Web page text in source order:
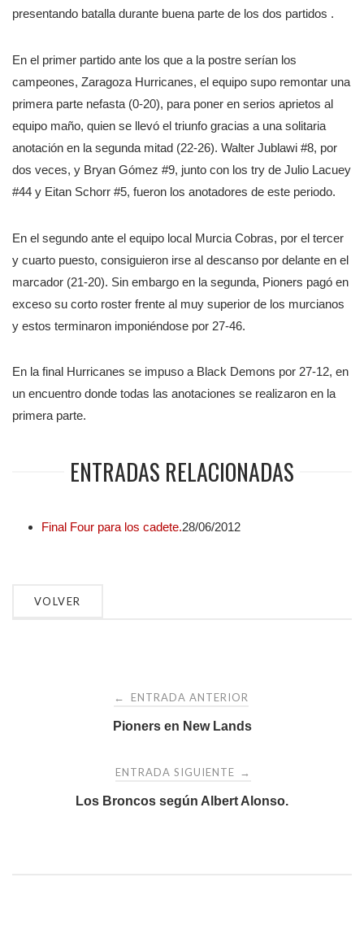
presentando batalla durante buena parte de los dos partidos .
En el primer partido ante los que a la postre serían los
campeones, Zaragoza Hurricanes, el equipo supo remontar una
primera parte nefasta (0-20), para poner en serios aprietos al
equipo maño, quien se llevó el triunfo gracias a una solitaria
anotación en la segunda mitad (22-26). Walter Jublawi #8, por
dos veces, y Bryan Gómez #9, junto con los try de Julio Lacuey
#44 y Eitan Schorr #5, fueron los anotadores de este periodo.
En el segundo ante el equipo local Murcia Cobras, por el tercer
y cuarto puesto, consiguieron irse al descanso por delante en el
marcador (21-20). Sin embargo en la segunda, Pioners pagó en
exceso su corto roster frente al muy superior de los murcianos
y estos terminaron imponiéndose por 27-46.
En la final Hurricanes se impuso a Black Demons por 27-12, en
un encuentro donde todas las anotaciones se realizaron en la
primera parte.
ENTRADAS RELACIONADAS
Final Four para los cadete.28/06/2012
← ENTRADA ANTERIOR
Pioners en New Lands
ENTRADA SIGUIENTE →
Los Broncos según Albert Alonso.